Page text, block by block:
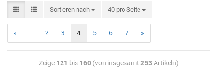
Sortieren nach 40 pro Seite
« 1 2 3 4 5 6 7 »
Zeige 121 bis 160(von insgesamt 253Artikeln)